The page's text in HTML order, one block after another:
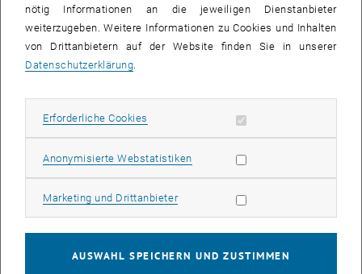
(Schüler_innen der 8. und 9. Schulstufe sowie 1. und 2. Klasse HTL)
und Fortgeschrittene (Schüler_innen ab der 9. Schulstufe). Andreas
Nessmann ist seit Herbst 2022 Workshop
leiter der Mathe-
Olympiade-Kurse an der TU Wien. Zu seinen Aufgaben gehören in
das Abhalten der Kurse alle 14 Tage (Anm. die Kurse finden jede
Woche statt, diese werden abwechselnd von Andreas Nessmann,
Karl Czakler und Jovana Sredojevic geleitet).
„Ich engagiere mich für die Mathe-Olympiade, weil sie interessierten
Schüler_innen eine Möglichkeit bietet, sich in einer angenehmen
Atmosphäre mit spannenden Aufgaben zu beschäftigen, anhand
derer sie auch sehen können, dass Mathematik mehr ist als nur
Zahlen in Formeln einzusetzen. Sie können hier auch die Erfahrung
machen, dass sie mit diesem Interesse nicht alleine sind. Gerade
nötig Informationen an die jeweiligen Dienstanbieter
weiterzugeben. Weitere Informationen zu Cookies und Inhalten
von Drittanbietern auf der Website finden Sie in unserer
Datenschutzerklärung
Erforderliche Cookies Erforderliche Cookies zulassen
Anonymisierte WebstatistikenStatistik Cookies zulassen
Marketing und DrittanbieterMarketing Cookies zulassen
AUSWAHL SPEICHERN UND ZUSTIMMEN